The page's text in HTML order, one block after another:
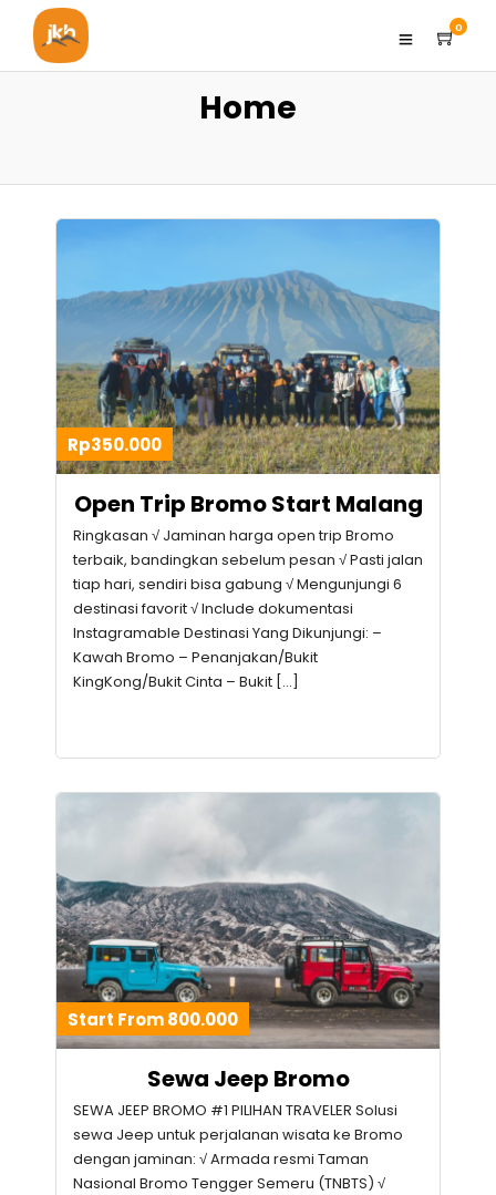
0
Home
Rp350.000
Open Trip Bromo Start Malang
Ringkasan √ Jaminan harga open trip Bromo
terbaik, bandingkan sebelum pesan √ Pasti jalan
tiap hari, sendiri bisa gabung √ Mengunjungi 6
destinasi favorit √ Include dokumentasi
Instagramable Destinasi Yang Dikunjungi: –
Kawah Bromo – Penanjakan/Bukit
KingKong/Bukit Cinta – Bukit […]
Start From 800.000
Sewa Jeep Bromo
SEWA JEEP BROMO #1 PILIHAN TRAVELER Solusi
sewa Jeep untuk perjalanan wisata ke Bromo
dengan jaminan: √ Armada resmi Taman
Nasional Bromo Tengger Semeru (TNBTS) √